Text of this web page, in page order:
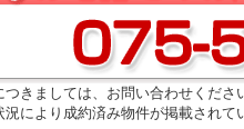
きましては、お問い合わせくださ
況により成約済み物件が掲載され